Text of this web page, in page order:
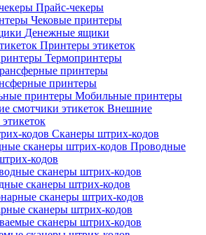
Прайс-чекеры
Чековые принтеры
Денежные ящики
Принтеры этикеток
Термопринтеры
принтеры
Мобильные принтеры
Внешние
Сканеры штрих-кодов
Проводные
кодов
сканеры штрих-кодов
сканеры штрих-кодов